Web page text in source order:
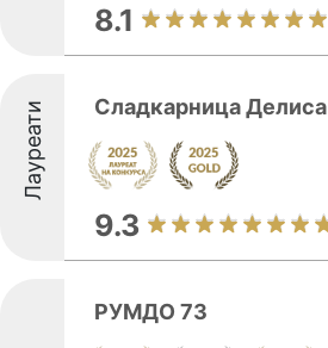
8.1
Лауреати Сладкарница Делиса
9.3
РУМДО 73